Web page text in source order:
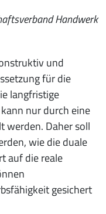
Handwerk
und
für die
langfristige
nur durch eine
werden. Daher soll
wie die duale
auf die reale
gesichert